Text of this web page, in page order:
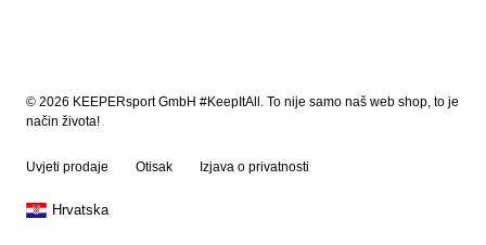
© 2026 KEEPERsport GmbH #KeepItAll. To nije samo naš web shop, to je
način života!
Uvjeti prodaje Otisak Izjava o privatnosti
Hrvatska